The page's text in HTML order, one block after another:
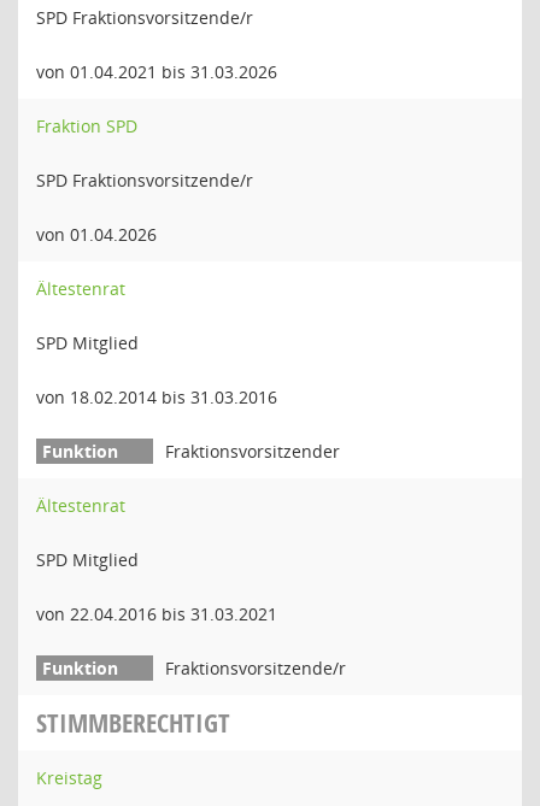
SPD Fraktionsvorsitzende/r
von 01.04.2021 bis 31.03.2026
Fraktion SPD
SPD Fraktionsvorsitzende/r
von 01.04.2026
Ältestenrat
SPD Mitglied
von 18.02.2014 bis 31.03.2016
Fraktionsvorsitzender
Ältestenrat
SPD Mitglied
von 22.04.2016 bis 31.03.2021
Fraktionsvorsitzende/r
STIMMBERECHTIGT
Kreistag